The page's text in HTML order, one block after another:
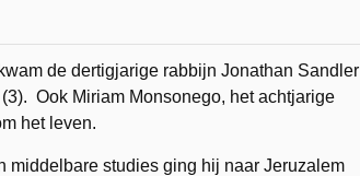
de dertigjarige rabbijn Jonathan Sandler
Ook Miriam Monsonego, het achtjarige
het leven.
middelbare studies ging hij naar Jeruzalem